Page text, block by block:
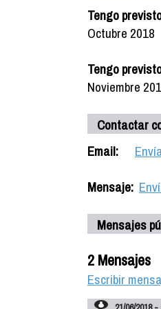
Tengo
Octubre 2018
Tengo
Noviembre
Contactar
Email:
Mensaje:
Mensajes
2 Mensajes
Escribir